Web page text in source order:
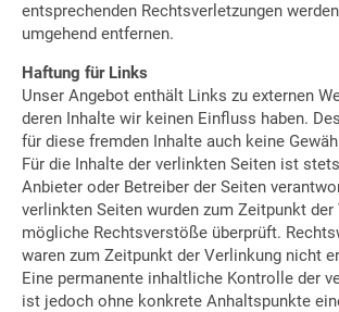
entsprechenden Rechtsverletzungen
umgehend entfernen.
Haftung für Links
Unser Angebot enthält Links zu externen
deren Inhalte wir keinen Einfluss haben.
für diese fremden Inhalte auch keine
Für die Inhalte der verlinkten Seiten ist
Anbieter oder Betreiber der Seiten
verlinkten Seiten wurden zum Zeitpunkt
mögliche Rechtsverstöße überprüft.
waren zum Zeitpunkt der Verlinkung nicht
Eine permanente inhaltliche Kontrolle der
ist jedoch ohne konkrete Anhaltspunkte